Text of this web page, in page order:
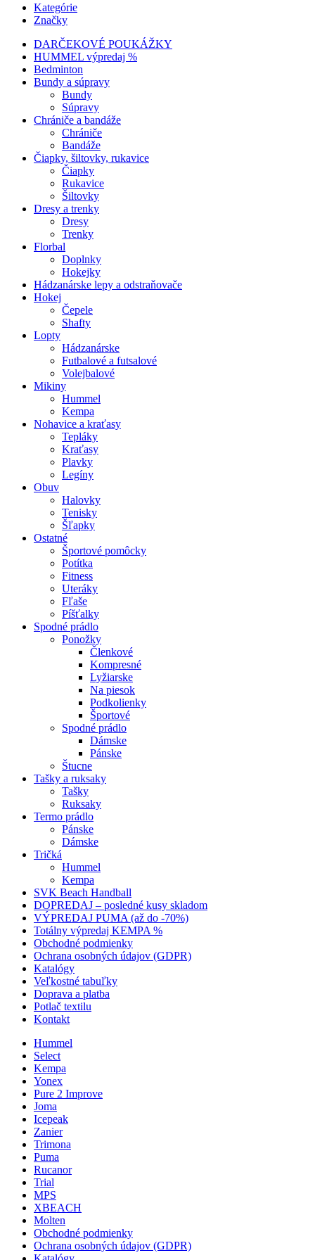
Kategórie
Značky
DARČEKOVÉ POUKÁŽKY
HUMMEL výpredaj %
Bedminton
Bundy a súpravy
Bundy
Súpravy
Chrániče a bandáže
Chrániče
Bandáže
Čiapky, šiltovky, rukavice
Čiapky
Rukavice
Šiltovky
Dresy a trenky
Dresy
Trenky
Florbal
Doplnky
Hokejky
Hádzanárske lepy a odstraňovače
Hokej
Čepele
Shafty
Lopty
Hádzanárske
Futbalové a futsalové
Volejbalové
Mikiny
Hummel
Kempa
Nohavice a kraťasy
Tepláky
Kraťasy
Plavky
Legíny
Obuv
Halovky
Tenisky
Šľapky
Ostatné
Športové pomôcky
Potítka
Fitness
Uteráky
Fľaše
Píšťalky
Spodné prádlo
Ponožky
Členkové
Kompresné
Lyžiarske
Na piesok
Podkolienky
Športové
Spodné prádlo
Dámske
Pánske
Štucne
Tašky a ruksaky
Tašky
Ruksaky
Termo prádlo
Pánske
Dámske
Tričká
Hummel
Kempa
SVK Beach Handball
DOPREDAJ – posledné kusy skladom
VÝPREDAJ PUMA (až do -70%)
Totálny výpredaj KEMPA %
Obchodné podmienky
Ochrana osobných údajov (GDPR)
Katalógy
Veľkostné tabuľky
Doprava a platba
Potlač textilu
Kontakt
Hummel
Select
Kempa
Yonex
Pure 2 Improve
Joma
Icepeak
Zanier
Trimona
Puma
Rucanor
Trial
MPS
XBEACH
Molten
Obchodné podmienky
Ochrana osobných údajov (GDPR)